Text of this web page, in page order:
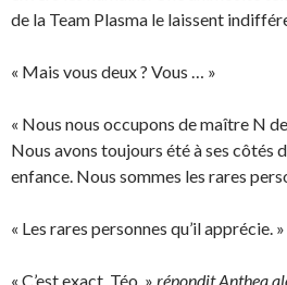
de la Team Plasma le laissent
« Mais vous deux ? Vous … »
« Nous nous occupons de maître N
Nous avons toujours été à ses côtés
enfance. Nous sommes les rares
« Les rares personnes qu’il apprécie. »
« C’est exact, Téo. » répondit Anthea